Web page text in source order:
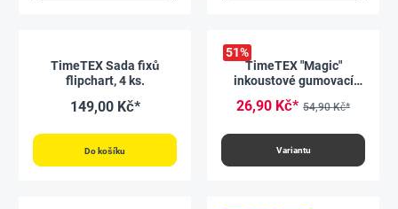
TimeTEX Sada fixů
flipchart, 4 ks.
149,00 Kč*
Do košíku
51%
TimeTEX "Magic"
inkoustové gumovací
26,90 Kč* 54,90 Kč*
Variantu